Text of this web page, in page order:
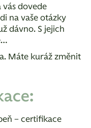
vás dovede
na vaše otázky
dávno. S jejich
Máte kuráž změnit
– certifikace